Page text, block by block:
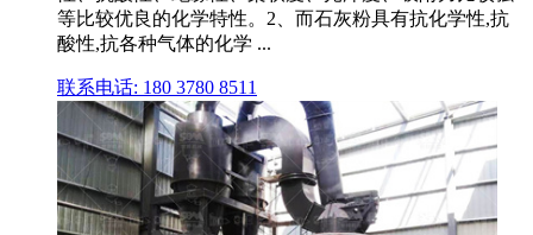
等比较优良的化学特性。2、而石灰粉具有抗化学性,抗
酸性,抗各种气体的化学 ...
联系电话: 180 3780 8511